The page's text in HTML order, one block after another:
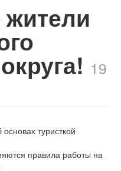
19
туристкой
правила работы на